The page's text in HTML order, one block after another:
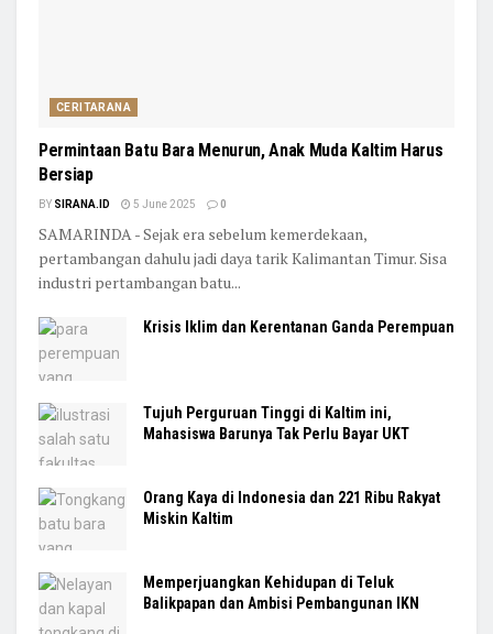
CERITARANA
Permintaan Batu Bara Menurun, Anak Muda Kaltim Harus
Bersiap
BY SIRANA.ID 5 June 2025 0
SAMARINDA - Sejak era sebelum kemerdekaan,
pertambangan dahulu jadi daya tarik Kalimantan Timur. Sisa
industri pertambangan batu...
Krisis Iklim dan Kerentanan Ganda Perempuan
Tujuh Perguruan Tinggi di Kaltim ini,
Mahasiswa Barunya Tak Perlu Bayar UKT
Orang Kaya di Indonesia dan 221 Ribu Rakyat
Miskin Kaltim
Memperjuangkan Kehidupan di Teluk
Balikpapan dan Ambisi Pembangunan IKN